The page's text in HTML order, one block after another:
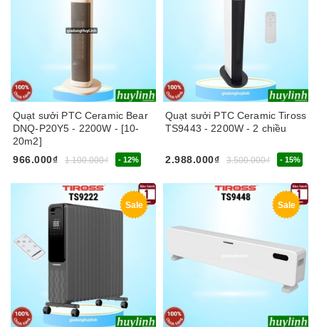
Quạt sưởi PTC Ceramic Bear
DNQ-P20Y5 - 2200W - [10-
20m2]
966.000₫
1.100.000₫ - 12%
Quạt sưởi PTC Ceramic Tiross
TS9443 - 2200W - 2 chiều
2.988.000₫ 3.500.000₫ - 15%
Sale Sale